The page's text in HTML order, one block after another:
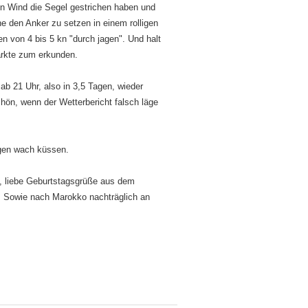
Wind die Segel gestrichen haben und
den Anker zu setzen in einem rolligen
von 4 bis 5 kn "durch jagen". Und halt
zum erkunden.
21 Uhr, also in 3,5 Tagen, wieder
wenn der Wetterbericht falsch läge
wach küssen.
liebe Geburtstagsgrüße aus dem
nach Marokko nachträglich an